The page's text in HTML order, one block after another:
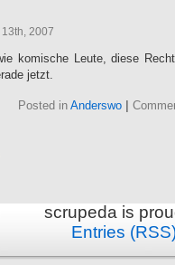
2007
komische Leute, diese
jetzt.
Posted in Anderswo
scrupeda is
Entries